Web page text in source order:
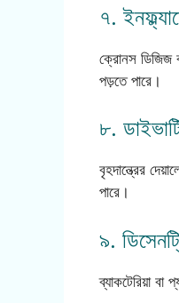
৭.
ক্রোনস ডিজিজ
পড়তে পারে।
৮.
বৃহদান্ত্রের
পারে।
৯.
ব্যাকটেরিয়া